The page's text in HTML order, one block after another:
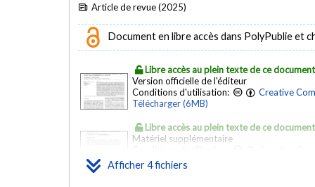
Article de revue (2025)
Document en libre accès dans PolyPublie et
Afficher 4 fichiers
Libre accès au plein texte de ce document
Version officielle de l'éditeur
Conditions d'utilisation:
Creative
Télécharger (6MB)
Libre accès au plein texte de ce document
Matériel supplémentaire
Télécharger (1MB)